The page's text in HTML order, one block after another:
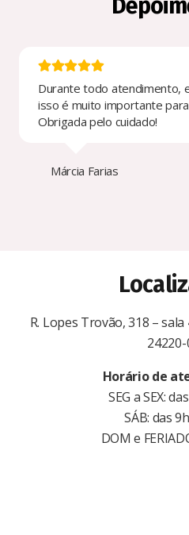
Durante todo atendimento,
isso é muito importante
Obrigada pelo cuidado!
Márcia Farias
R. Lopes Trovão, 318 –
24220-
Horário de
SEG a SEX:
SÁB: das
DOM e